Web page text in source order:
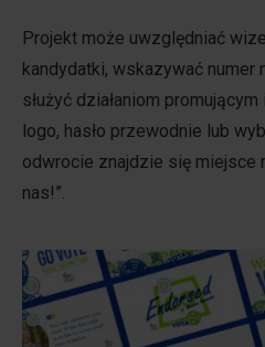
Projekt może uwzględniać
kandydatki, wskazywać numer
służyć działaniom
logo, hasło przewodnie lub
odwrocie znajdzie się miejsce
nas!”.